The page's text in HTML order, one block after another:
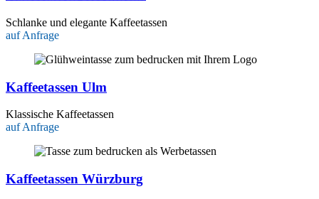
Schlanke und elegante Kaffeetassen
auf Anfrage
Kaffeetassen Ulm
Klassische Kaffeetassen
auf Anfrage
Kaffeetassen Würzburg